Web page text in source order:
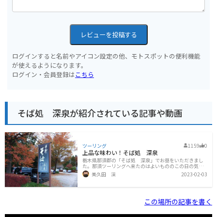
レビューを投稿する
ログインすると名前やアイコン設定の他、モトスポットの便利機能
が使えるようになります。
ログイン・会員登録はこちら
そば処 深泉が紹介されている記事や動画
ツーリング 1159 0
上品な味わい！そば処 深泉
栃木県那須郡の「そば処 深泉」でお昼をいただきまし
た。那須ツーリングへ来たのはよいもののこの日の気温
が思ったより低く、曇っていたこともあって東北自動車
道の高速走行で体が冷えてしまいました。このお店は那
たので、早いところ暖まろうと飛び込んだところです。
れたのは11月でしたので、落ち葉が秋の雰囲気を誘って
いました。紅葉した植栽もきれいです。門をくぐると、
美久田 渓 2023-02-03
この場所の記事を書く